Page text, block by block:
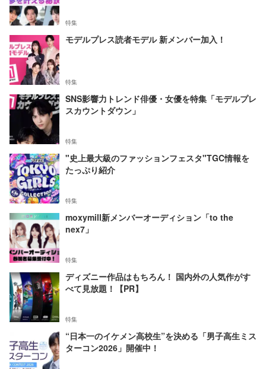
特集
モデルプレス読者モデル 新メンバー加入！
特集
SNS影響力トレンド俳優・女優を特集「モデルプレ
スカウントダウン」
特集
"史上最大級のファッションフェスタ"TGC情報を
たっぷり紹介
特集
moxymill新メンバーオーディション「to the
nex7」
特集
ディズニー作品はもちろん！ 国内外の人気作がす
べて見放題！【PR】
特集
“日本一のイケメン高校生”を決める「男子高生ミス
ターコン2026」開催中！